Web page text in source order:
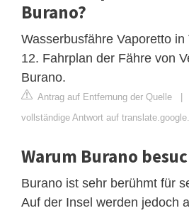
Burano?
Wasserbusfähre Vaporetto
12. Fahrplan der Fähre von
Burano.
Antrag auf Entfernung der Quelle |
vollständige Antwort auf
Warum Burano
Burano ist sehr berühmt für
Auf der Insel werden jedoch